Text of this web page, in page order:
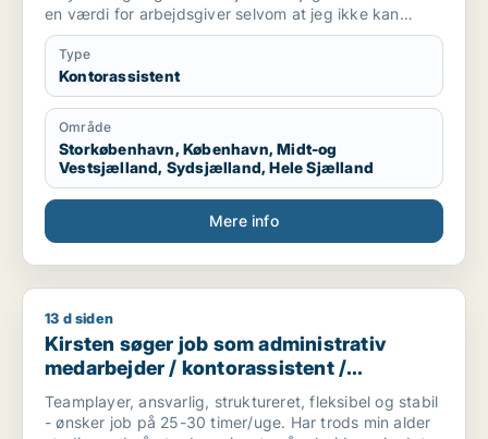
en værdi for arbejdsgiver selvom at jeg ikke kan
arbejde i en fuldtidsstilling. Jeg er ikke bleg for at
prøve noget nyt og søger derfor ikke kun inde for en
bestemt branche
Type
Kontorassistent
Område
Storkøbenhavn, København, Midt-og
Vestsjælland, Sydsjælland, Hele Sjælland
Mere info
Kirsten søger job som administrativ medarbejder /
13 d siden
Kirsten søger job som administrativ
medarbejder / kontorassistent /
logistikmedarbejder /
kundeservicemedarbejder /
Teamplayer, ansvarlig, struktureret, fleksibel og stabil
- ønsker job på 25-30 timer/uge. Har trods min alder